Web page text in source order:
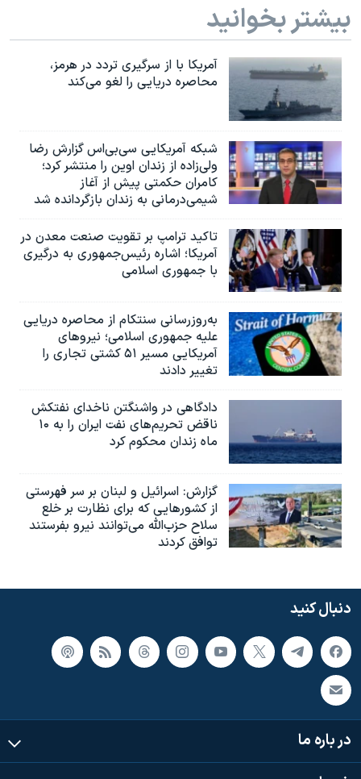
بیشتر بخوانید
آمریکا با از سرگیری تردد در هرمز،
محاصره دریایی را لغو می‌کند
شبکه آمریکایی سی‌بی‌‌اس گزارش رضا
ولی‌زاده از زندان اوین را منتشر کرد؛
کامران حکمتی پیش از آغاز
شیمی‌درمانی به زندان بازگردانده شد
تاکید ترامپ بر تقویت صنعت معدن در
آمریکا؛ اشاره رئیس‌جمهوری به درگیری
با جمهوری اسلامی
به‌روزرسانی سنتکام از محاصره دریایی
علیه جمهوری اسلامی؛ نیروهای
آمریکایی مسیر ۵۱ کشتی تجاری را
تغییر دادند
دادگاهی در واشنگتن ناخدای نفتکش
ناقض تحریم‌های نفت ایران را به ۱۰
ماه زندان محکوم کرد
گزارش‌: اسرائيل و لبنان بر سر فهرستی
از کشورهایی که برای نظارت بر خلع
سلاح حزب‌الله می‌توانند نیرو بفرستند
توافق کردند
دنبال کنید
در باره ما